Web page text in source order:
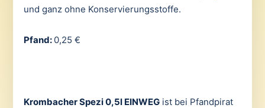
und ganz ohne Konservierungsstoffe.
Pfand: 0,25 €
Krombacher Spezi 0,5l EINWEGist bei Pfandpirat